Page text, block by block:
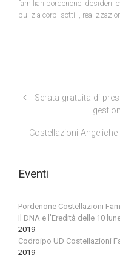
familiari pordenone, desideri,
pulizia corpi sottili,
Serata gratuita di
Costellazioni
Eventi
Pordenone Costellazioni
Il DNA e l’Eredità delle 10
2019
Codroipo UD Costellazioni
2019